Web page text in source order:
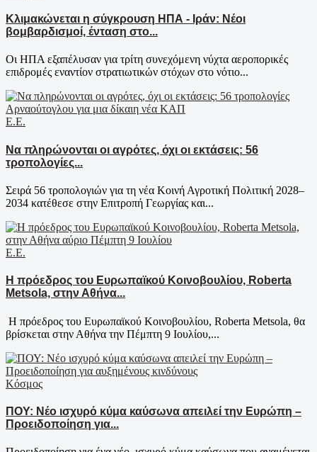
Κλιμακώνεται η σύγκρουση ΗΠΑ - Ιράν: Νέοι
βομβαρδισμοί, ένταση στο...
Οι ΗΠΑ εξαπέλυσαν για τρίτη συνεχόμενη νύχτα αεροπορικές
επιδρομές εναντίον στρατιωτικών στόχων στο νότιο...
Ε.Ε.
Να πληρώνονται οι αγρότες, όχι οι εκτάσεις: 56
τροπολογίες...
Σειρά 56 τροπολογιών για τη νέα Κοινή Αγροτική Πολιτική 2028–
2034 κατέθεσε στην Επιτροπή Γεωργίας και...
Ε.Ε.
Η πρόεδρος του Ευρωπαϊκού Κοινοβουλίου, Roberta
Metsola, στην Αθήνα...
​Η πρόεδρος του Ευρωπαϊκού Κοινοβουλίου, Roberta Metsola, θα
βρίσκεται στην Αθήνα την Πέμπτη 9 Ιουλίου,...
Κόσμος
ΠΟΥ: Νέο ισχυρό κύμα καύσωνα απειλεί την Ευρώπη –
Προειδοποίηση για...